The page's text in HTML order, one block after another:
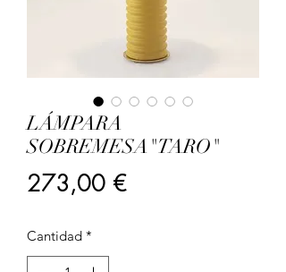
LÁMPARA
SOBREMESA"TARO"
273,00 €Precio
Cantidad *